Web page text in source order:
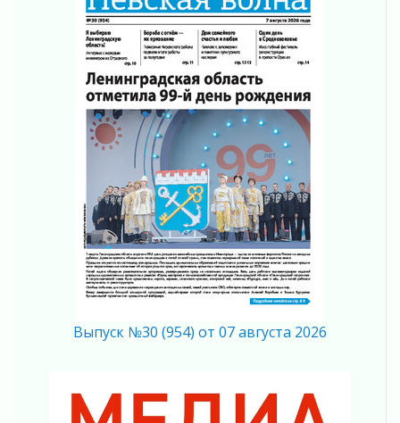
04 августа 2026
Полумрак бьёт по карману
04 августа 2026
Вниманию автомобилистов!
04 августа 2026
Память, сталь и музыка
04 августа 2026
Регион готовится к выборам
Никакого принуждения, только письменное
согласие
04 августа 2026
Без риска для здоровья и кошелька
04 августа 2026
04 августа 2026
Награды нашли строителей
03 августа 2026
Выпуск №30 (954) от 07 августа 2026